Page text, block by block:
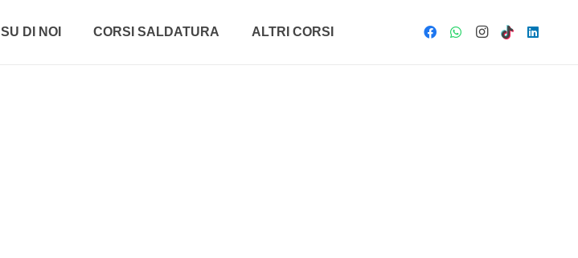
SU DI NOI CORSI SALDATURA ALTRI CORSI